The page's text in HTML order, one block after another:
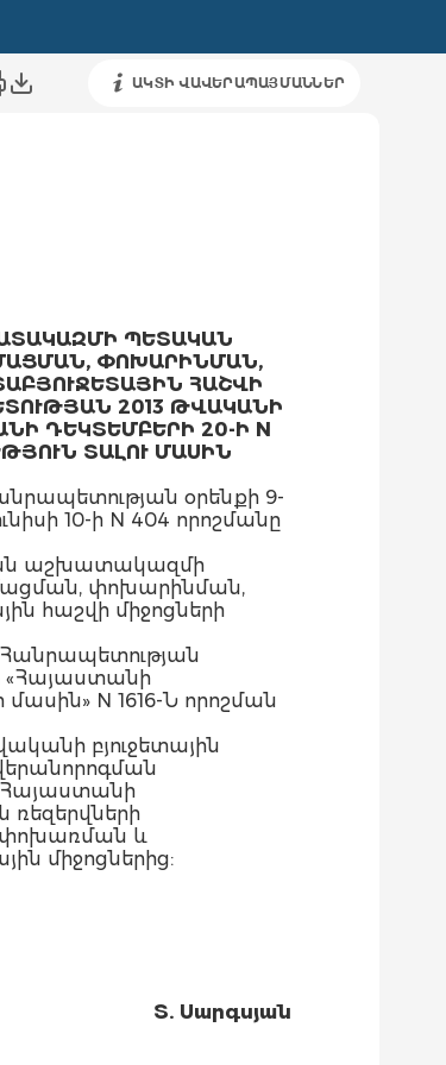
ԱԿՏԻ ՎԱՎԵՐԱՊԱՅՄԱՆՆԵՐ
ՊԵՏԱԿԱՆ
ՓՈԽԱՐԻՆՄԱՆ,
ՀԱՇՎԻ
2013 ԹՎԱԿԱՆԻ
ԴԵԿՏԵՄԲԵՐԻ 20-Ի N
ՏԱԼՈՒ ՄԱՍԻՆ
օրենքի 9-
10-ի N 404 որոշմանը
աշխատակազմի
փոխարինման,
հաշվի միջոցների
«Հայաստանի
N 1616-Ն որոշման
բյուջետային
փոխառման և
միջոցներից:
Տ. Սարգսյան